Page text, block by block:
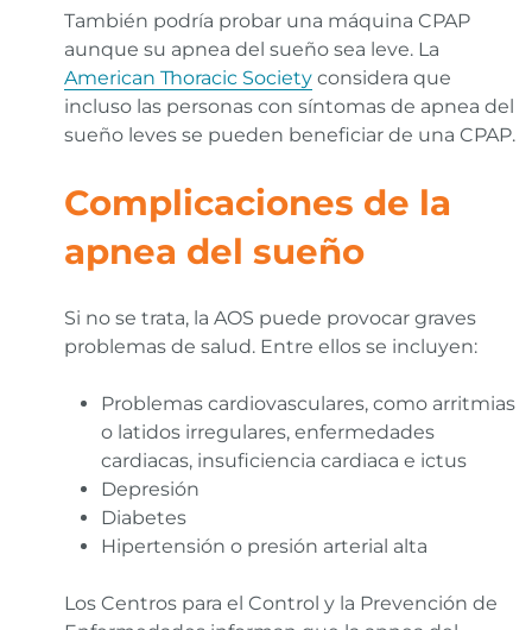
También podría probar una máquina CPAP
aunque su apnea del sueño sea leve. La
American Thoracic Societyconsidera que
incluso las personas con síntomas de apnea del
sueño leves se pueden beneficiar de una CPAP.
Complicaciones de la
apnea del sueño
Si no se trata, la AOS puede provocar graves
problemas de salud. Entre ellos se incluyen:
Problemas cardiovasculares, como arritmias
o latidos irregulares, enfermedades
cardiacas, insuficiencia cardiaca e ictus
Depresión
Diabetes
Hipertensión o presión arterial alta
Los Centros para el Control y la Prevención de